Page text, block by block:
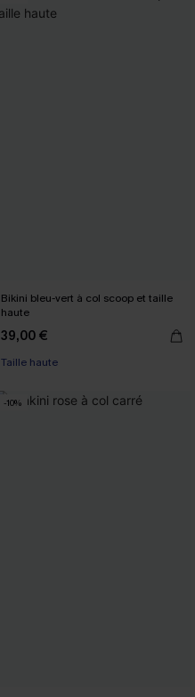
Bikini bleu-vert à col scoop et taille
haute
39,00 €
Taille haute
-10%